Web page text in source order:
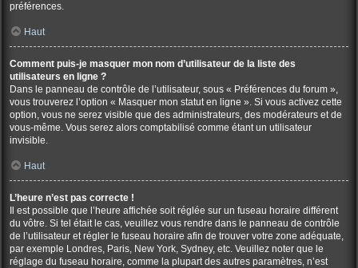
préférences.
Haut
Comment puis-je masquer mon nom d’utilisateur de la liste des
utilisateurs en ligne ?
Dans le panneau de contrôle de l’utilisateur, sous « Préférences du forum »,
vous trouverez l’option « Masquer mon statut en ligne ». Si vous activez cette
option, vous ne serez visible que des administrateurs, des modérateurs et de
vous-même. Vous serez alors comptabilisé comme étant un utilisateur
invisible.
Haut
L’heure n’est pas correcte !
Il est possible que l’heure affichée soit réglée sur un fuseau horaire différent
du vôtre. Si tel était le cas, veuillez vous rendre dans le panneau de contrôle
de l’utilisateur et régler le fuseau horaire afin de trouver votre zone adéquate,
par exemple Londres, Paris, New York, Sydney, etc. Veuillez noter que le
réglage du fuseau horaire, comme la plupart des autres paramètres, n’est